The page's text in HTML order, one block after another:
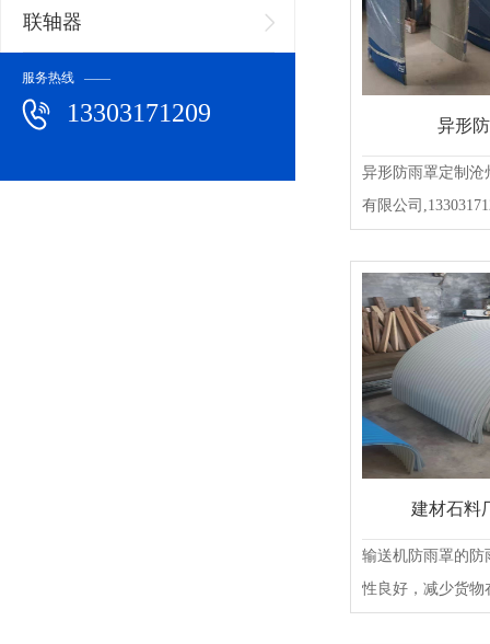
联轴器
服务热线 ——
13303171209 异形
异形防雨罩定制沧
有限公司
建材石料
输送机防雨罩的防
性良好，减少货物